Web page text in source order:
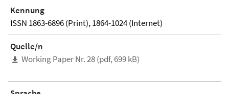
Kennung
ISSN 1863-6896 (Print), 1864-1024 (Internet)
Quelle/n
Working Paper Nr. 28 (pdf, 699 kB)